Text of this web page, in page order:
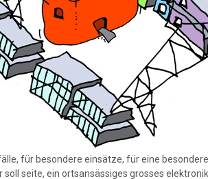
für besondere einsätze, für eine
soll seite, ein ortsansässiges grosses